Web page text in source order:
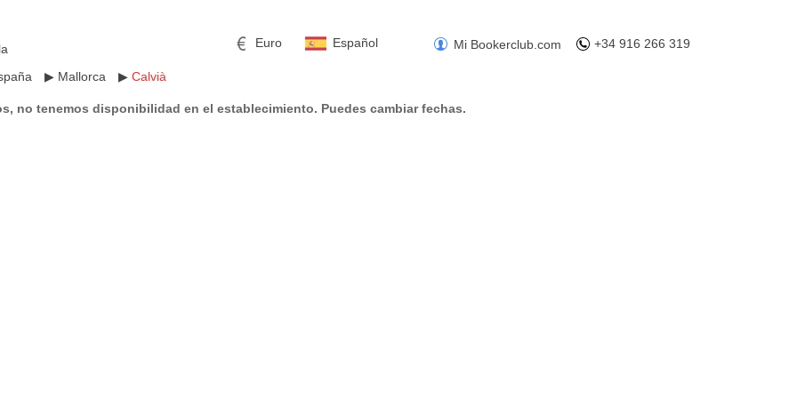
+34 916 266 319
Mi Bookerclub.com
Español
Euro
▶ Mallorca ▶ Calvià
no tenemos disponibilidad en el establecimiento. Puedes cambiar fechas.